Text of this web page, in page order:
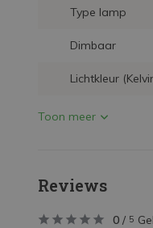
Type lamp
Dimbaar
Lichtkleur
Toon meer
Reviews
0 / 5